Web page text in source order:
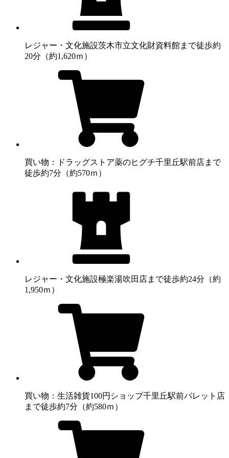
レジャー・文化施設茨木市立文化財資料館まで徒歩約
20分（約1,620ｍ）
買い物：ドラッグストア薬のヒグチ千里丘駅前店まで
徒歩約7分（約570ｍ）
レジャー・文化施設極楽湯吹田店まで徒歩約24分（約
1,950ｍ）
買い物：生活雑貨100円ショップ千里丘駅前パレット店
まで徒歩約7分（約580ｍ）